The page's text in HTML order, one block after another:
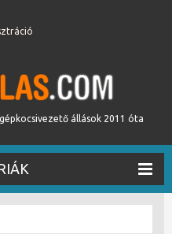
állások 2011 óta